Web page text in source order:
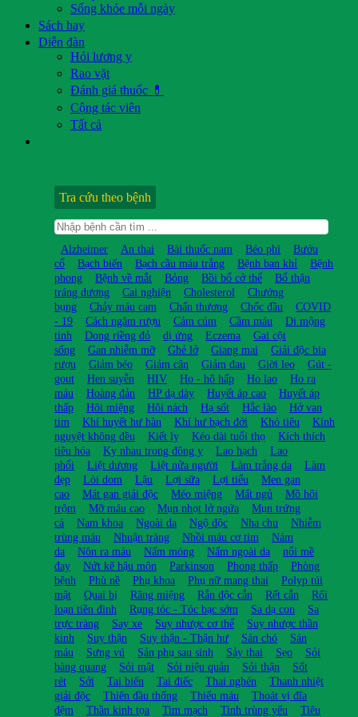
Sống khỏe mỗi ngày
Sách hay
Diễn đàn
Hỏi lương y
Rao vặt
Đánh giá thuốc 💊
Cộng tác viên
Tất cả
Tra cứu theo bệnh
Alzheimer An thai Bài thuốc nam Béo phì
Bướu
cổ
Bạch biến Bạch cầu máu trắng Bệnh ban khỉ
Bệnh
phong
Bệnh về mắt Bỏng Bồi bổ cở thể
Bổ thận
tráng dương
Cai nghiện Cholesterol
Chướng
bụng
Chảy máu cam Chấn thương Chốc đầu
COVID
- 19
Cách ngâm rượu Cảm cúm Cầm máu
Di mộng
tinh
Dong riềng đỏ dị ứng Eczema
Gai cột
sống
Gan nhiễm mỡ Ghẻ lở Giang mai
Giải độc bia
rượu
Giảm béo Giảm cân Giảm đau Giời leo
Gút -
gout
Hen suyễn HIV Ho - hô hấp Ho lao
Ho ra
máu
Hoàng đản HP dạ dày Huyết áp cao
Huyết áp
thấp
Hôi miệng Hôi nách Hạ sốt Hắc lào
Hở van
tim
Khí huyết hư hàn Khí hư bạch đới Khó tiêu
Kinh
nguyệt không đều
Kiết lỵ Kéo dài tuổi thọ
Kích thích
tiêu hóa
Kỵ nhau trong đông y Lao hạch
Lao
phổi
Liệt dương Liệt nửa người Làm trắng da
Làm
đẹp
Lòi dom Lậu Lợi sữa Lợi tiểu
Men gan
cao
Mát gan giải độc Méo miệng Mất ngủ
Mồ hôi
trộm
Mỡ máu cao Mụn nhọt lở ngứa
Mụn trứng
cá
Nam khoa Ngoài da Ngộ độc Nha chu
Nhiễm
trùng máu
Nhuận tràng Nhồi máu cơ tim
Nám
da
Nôn ra máu Nấm móng Nấm ngoài da
nổi mề
đay
Nứt kẽ hậu môn Parkinson Phong thấp
Phòng
bệnh
Phù nề Phụ khoa Phụ nữ mang thai
Polyp túi
mật
Quai bị Răng miệng Rắn độc cắn Rết cắn
Rối
loạn tiền đình
Rụng tóc - Tóc bạc sớm Sa dạ con
Sa
trực tràng
Say xe Suy nhược cơ thể
Suy nhược thần
kinh
Suy thận Suy thận - Thận hư Sán chó
Sán
máu
Sưng vú Sản phụ sau sinh Sảy thai Sẹo
Sỏi
bàng quang
Sỏi mật Sỏi niệu quản Sỏi thận
Sốt
rét
Sởi Tai biến Tai điếc Thai nghén
Thanh nhiệt
giải độc
Thiên đầu thống Thiếu máu
Thoát vị đĩa
đệm
Thần kinh tọa Tim mạch Tinh trùng yếu
Tiêu